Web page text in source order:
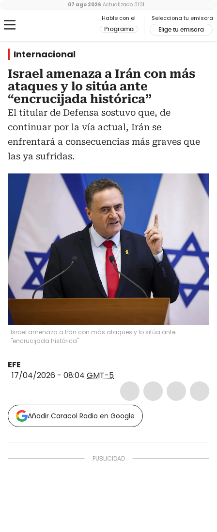
Hable con el
Programa
Selecciona tu emisora
Elige tu emisora
07 ago 2026 Actualizado 01:31
Internacional
Israel amenaza a Irán con más
ataques y lo sitúa ante
“encrucijada histórica”
El titular de Defensa sostuvo que, de
continuar por la vía actual, Irán se
enfrentará a consecuencias más graves que
las ya sufridas.
Israel amenaza a Irán con más ataques y lo sitúa ante
"encrucijada histórica"
EFE
17/04/2026 - 08:04 GMT-5
Añadir Caracol Radio en Google